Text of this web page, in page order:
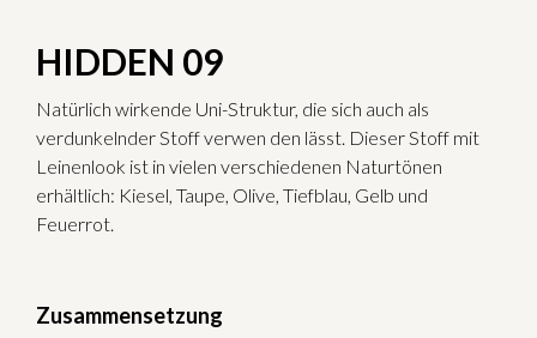
HIDDEN 09
Natürlich wirkende Uni-Struktur, die sich auch als
verdunkelnder Stoff verwen den lässt. Dieser Stoff mit
Leinenlook ist in vielen verschiedenen Naturtönen
erhältlich: Kiesel, Taupe, Olive, Tiefblau, Gelb und
Feuerrot.
Zusammensetzung